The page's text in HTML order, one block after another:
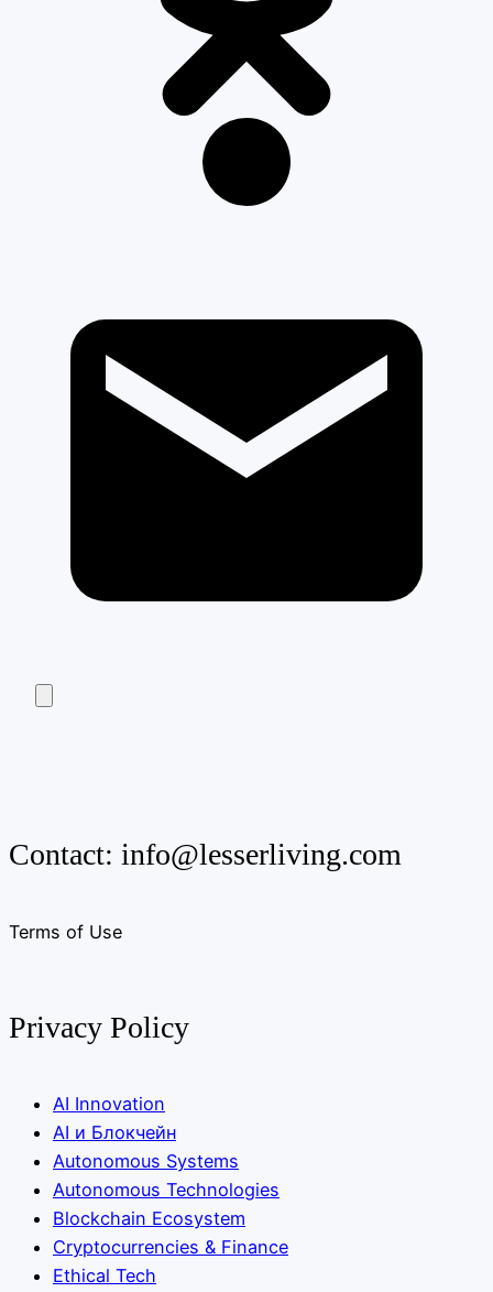
Contact: info@lesserliving.com
Terms of Use
Privacy Policy
AI Innovation
AI и Блокчейн
Autonomous Systems
Autonomous Technologies
Blockchain Ecosystem
Cryptocurrencies & Finance
Ethical Tech